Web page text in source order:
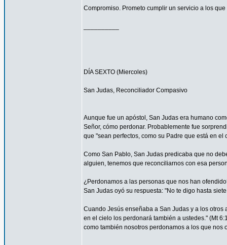
Compromiso. Prometo cumplir un servicio a los
DÍA SEXTO (Miercoles)
San Judas, Reconciliador Compasivo
Aunque fue un apóstol, San Judas era humano
Señor, cómo perdonar. Probablemente fue
que "sean perfectos, como su Padre que está en el
Como San Pablo, San Judas predicaba que no
alguien, tenemos que reconciliarnos con esa
¿Perdonamos a las personas que nos han
San Judas oyó su respuesta: "No te digo hasta
Cuando Jesús enseñaba a San Judas y a los
en el cielo los perdonará también a ustedes." (Mt
como también nosotros perdonamos a los que nos